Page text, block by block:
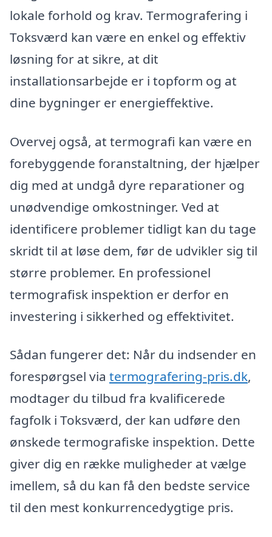
lokale forhold og krav. Termografering i
Toksværd kan være en enkel og effektiv
løsning for at sikre, at dit
installationsarbejde er i topform og at
dine bygninger er energieffektive.
Overvej også, at termografi kan være en
forebyggende foranstaltning, der hjælper
dig med at undgå dyre reparationer og
unødvendige omkostninger. Ved at
identificere problemer tidligt kan du tage
skridt til at løse dem, før de udvikler sig til
større problemer. En professionel
termografisk inspektion er derfor en
investering i sikkerhed og effektivitet.
Sådan fungerer det: Når du indsender en
forespørgsel via termografering-pris.dk,
modtager du tilbud fra kvalificerede
fagfolk i Toksværd, der kan udføre den
ønskede termografiske inspektion. Dette
giver dig en række muligheder at vælge
imellem, så du kan få den bedste service
til den mest konkurrencedygtige pris.